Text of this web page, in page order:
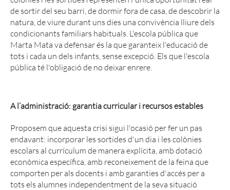
de sortir del seu barri, de dormir fora de casa, de descobrir la
natura, de viure durant uns dies una convivència lliure dels
condicionants familiars habituals. L'escola pública que
Marta Mata va defensar és la que garanteix l'educació de
tots i cada un dels infants, sense excepció. Els que l'escola
pública té l'obligació de no deixar enrere.
A l’administració: garantia curricular i recursos estables
Proposem que aquesta crisi sigui l'ocasió per fer un pas
endavant: incorporar les sortides d'un dia i les colònies
escolars al currículum de manera explícita, amb dotació
econòmica específica, amb reconeixement de la feina que
comporten per als docents i amb garanties d'accés per a
tots els alumnes independentment de la seva situació